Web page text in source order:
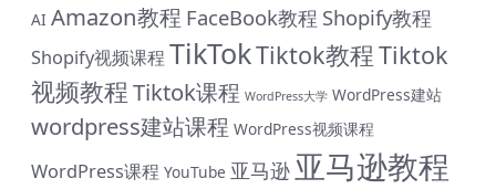
AI Amazon教程 FaceBook教程 Shopify教程
Shopify视频课程TikTokTiktok教程Tiktok
视频教程Tiktok课程 WordPress大学 WordPress建站
wordpress建站课程 WordPress视频课程
WordPress课程 YouTube 亚马逊 亚马逊教程